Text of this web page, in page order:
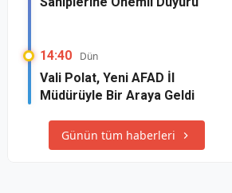
14:40 Dün
Vali Polat, Yeni AFAD İl
Müdürüyle Bir Araya Geldi
Günün tüm haberleri